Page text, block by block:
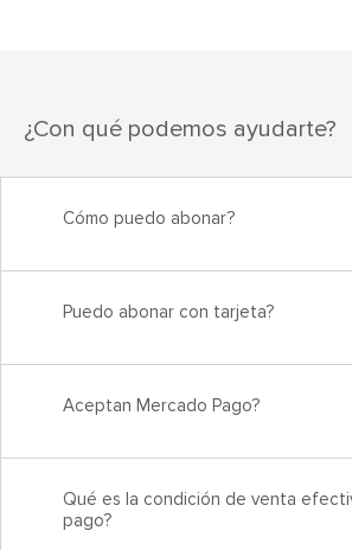
¿Con qué podemos ayudarte?
Cómo puedo abonar?
Puedo abonar con tarjeta?
Aceptan Mercado Pago?
Qué es la condición de venta
pago?